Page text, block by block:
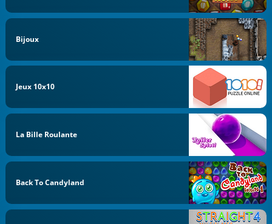
Bijoux
Jeux 10x10
La Bille Roulante
Back To Candyland